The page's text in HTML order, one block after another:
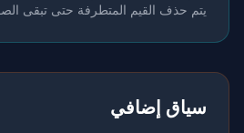
يتم حذف القيم المتطرفة حتى تبقى
سياق إضافي